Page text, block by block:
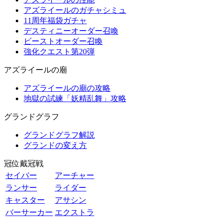
アズライールのガチャシミュ
11周年福袋ガチャ
デスティニーオーダー召喚
ビーストオーダー召喚
強化クエスト第20弾
アズライールの廟
アズライールの廟の攻略
地獄の試練「妖精乱舞」攻略
グランドグラフ
グランドグラフ解説
グランドの変え方
冠位戴冠戦
セイバー
アーチャー
ランサー
ライダー
キャスター
アサシン
バーサーカー エクストラ